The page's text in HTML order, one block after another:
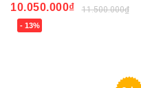
10.050.000₫ 11.500.000₫
- 13%